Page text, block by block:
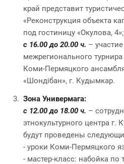
край представит
«Реконструкция объекта
под гостиницу «Окулова, 4»;
с 16.00 до 20.00 ч. –
межрегионального
Коми-Пермяцкого
«Шондiбан», г. Кудымкар.
Зона Универмага:
с 12.00 до 18.00 ч. –
этнокультурного центра г.
будут проведены
- уроки Коми-Пермяцкого
- мастер-класс: набойка по